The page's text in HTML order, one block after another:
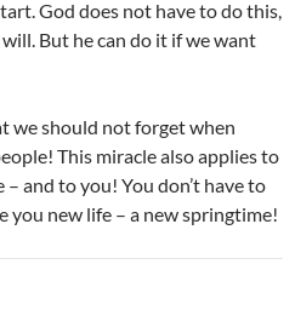
God does not have to do this,
But he can do it if we want
we should not forget when
This miracle also applies to
and to you! You don’t have to
you new life – a new springtime!